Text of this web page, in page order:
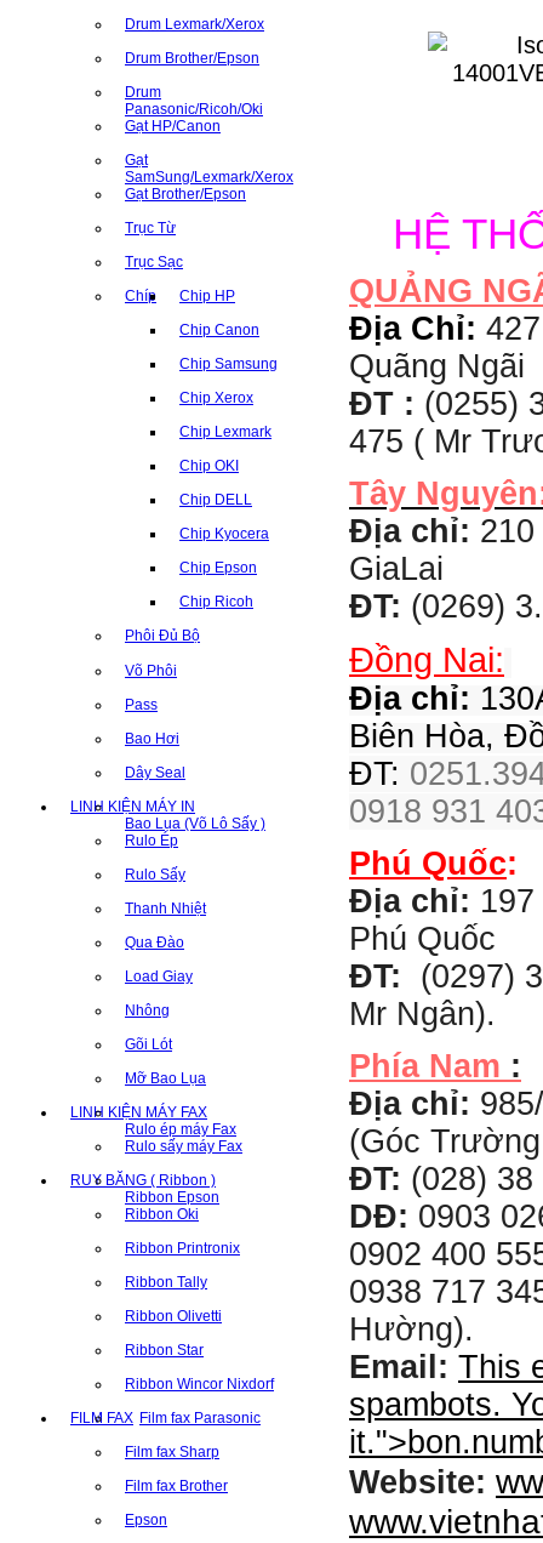
Drum Lexmark/Xerox
Drum Brother/Epson
Drum
Panasonic/Ricoh/Oki
Gạt HP/Canon
Gạt
SamSung/Lexmark/Xerox
Gạt Brother/Epson
Trục Từ
Trục Sạc
Chíp Chip HP
Chip Canon
Chip Samsung
Chip Xerox
Chip Lexmark
Chip OKI
Chip DELL
Chip Kyocera
Chip Epson
Chip Ricoh
Phôi Đủ Bộ
Võ Phôi
Pass
Bao Hơi
Dây Seal
LINH KIỆN MÁY IN
Bao Lụa (Võ Lô Sấy )
Rulo Ép
Rulo Sấy
Thanh Nhiệt
Qua Đào
Load Giay
Nhông
Gõi Lót
Mỡ Bao Lụa
LINH KIỆN MÁY FAX
Rulo ép máy Fax
Rulo sấy máy Fax
RUY BĂNG ( Ribbon )
Ribbon Epson
Ribbon Oki
Ribbon Printronix
Ribbon Tally
Ribbon Olivetti
Ribbon Star
Ribbon Wincor Nixdorf
FILM FAX Film fax Parasonic
Film fax Sharp
Film fax Brother
Epson
HỆ
QUẢNG
Địa Chỉ:
Quãng Ngãi
ĐT : (0255)
475 ( Mr
Tây
Địa chỉ:
GiaLai
ĐT: (0269)
Đồng Nai:
Địa chỉ:
Biên Hòa,
ĐT:
0918 931
Phú Quốc:
Địa chỉ:
Phú Quốc
ĐT:
(0297)
Mr Ngân).
Phía Nam :
Địa chỉ:
(Góc
ĐT: (028)
DĐ: 0903
0902 400
0938 717
Hường).
Email: This
spambots.
it.">
Website: